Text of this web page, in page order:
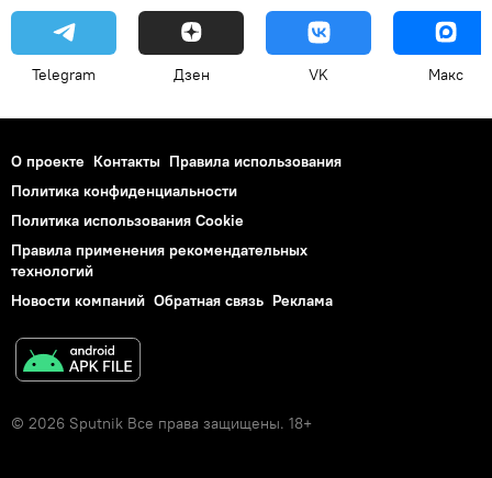
Telegram Дзен VK Макс
О проекте Контакты Правила использования
Политика конфиденциальности
Политика использования Cookie
Правила применения рекомендательных
технологий
Новости компаний Обратная связь Реклама
© 2026 Sputnik Все права защищены. 18+